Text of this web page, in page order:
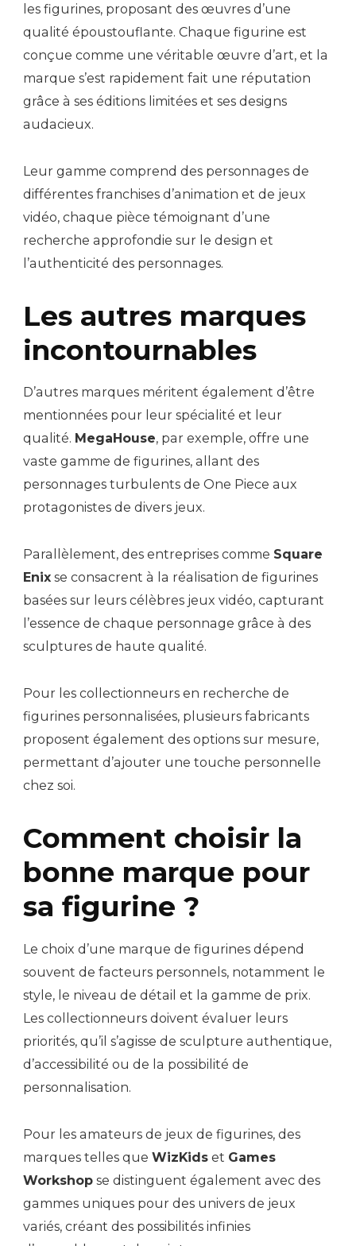
les figurines, proposant des œuvres d’une
qualité époustouflante. Chaque figurine est
conçue comme une véritable œuvre d’art, et la
marque s’est rapidement fait une réputation
grâce à ses éditions limitées et ses designs
audacieux.
Leur gamme comprend des personnages de
différentes franchises d’animation et de jeux
vidéo, chaque pièce témoignant d’une
recherche approfondie sur le design et
l’authenticité des personnages.
Les autres marques
incontournables
D’autres marques méritent également d’être
mentionnées pour leur spécialité et leur
qualité. MegaHouse, par exemple, offre une
vaste gamme de figurines, allant des
personnages turbulents de One Piece aux
protagonistes de divers jeux.
Parallèlement, des entreprises comme Square
Enix se consacrent à la réalisation de figurines
basées sur leurs célèbres jeux vidéo, capturant
l’essence de chaque personnage grâce à des
sculptures de haute qualité.
Pour les collectionneurs en recherche de
figurines personnalisées, plusieurs fabricants
proposent également des options sur mesure,
permettant d’ajouter une touche personnelle
chez soi.
Comment choisir la
bonne marque pour
sa figurine ?
Le choix d’une marque de figurines dépend
souvent de facteurs personnels, notamment le
style, le niveau de détail et la gamme de prix.
Les collectionneurs doivent évaluer leurs
priorités, qu’il s’agisse de sculpture authentique,
d’accessibilité ou de la possibilité de
personnalisation.
Pour les amateurs de jeux de figurines, des
marques telles que WizKids et Games
Workshop se distinguent également avec des
gammes uniques pour des univers de jeux
variés, créant des possibilités infinies